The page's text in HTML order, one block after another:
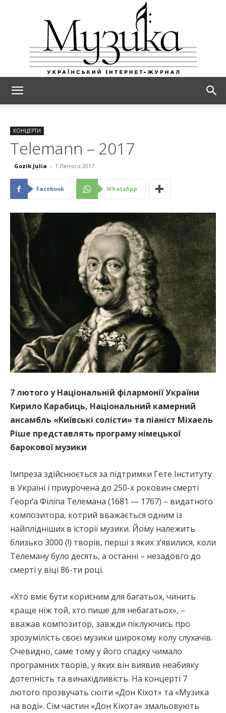
КОНЦЕРТИ
Telemann – 2017
Gozik Julia - 1 Лютого 2017
Facebook WhatsApp
7 лютого у Національній філармонії України
Кирило Карабиць, Національний камерний
ансамбль «Київські солісти» та піаніст Міхаель
Ріше представлять програму німецької
барокової музики
Імпреза здійснюється за підтримки Гете Інституту
в Україні і приурочена до 250-х роковин смерті
Ґеорґа Філіпа Телемана (1681 — 1767) – видатного
композитора, котрий вважається одним із
найплідніших в історії музики. Йому належить
близько 3000 (!) творів, перші з яких з’явилися, коли
Телеману було десять, а останні – незадовго до
смерті у віці 86-ти році.
«Хто вміє бути корисним для багатьох, чинить
краще ніж той, хто пише для небагатьох», –
вважав композитор, завжди піклуючись про
зрозумілість своєї музики широкому колу слухачів.
Очевидно, саме тому у його спадку чимало
програмних творів, у яких він виявив неабияку
дотепність та винахідливість. На концерті 7
лютого прозвучать сюїти «Дон Кіхот» та «Музика
на воді». Сім частин «Дон Кіхота» змальовують